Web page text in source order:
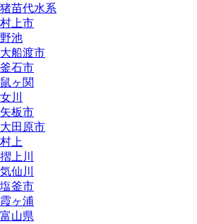
猪苗代水系
村上市
野池
大船渡市
釜石市
鼠ヶ関
女川
矢板市
大田原市
村上
摺上川
気仙川
塩釜市
霞ヶ浦
富山県